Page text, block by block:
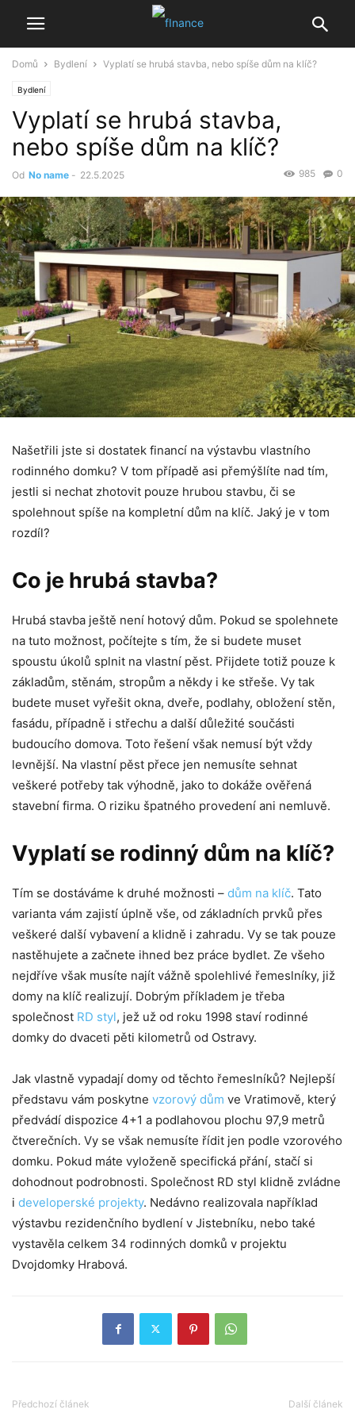
Domů Bydlení Vyplatí se hrubá stavba, nebo spíše dům na klíč?
Bydlení
Vyplatí se hrubá stavba,
nebo spíše dům na klíč?
Od No name - 22.5.2025 0
985
Našetřili jste si dostatek financí na výstavbu vlastního
rodinného domku? V tom případě asi přemýšlíte nad tím,
jestli si nechat zhotovit pouze hrubou stavbu, či se
spolehnout spíše na kompletní dům na klíč. Jaký je v tom
rozdíl?
Co je hrubá stavba?
Hrubá stavba ještě není hotový dům. Pokud se spolehnete
na tuto možnost, počítejte s tím, že si budete muset
spoustu úkolů splnit na vlastní pěst. Přijdete totiž pouze k
základům, stěnám, stropům a někdy i ke střeše. Vy tak
budete muset vyřešit okna, dveře, podlahy, obložení stěn,
fasádu, případně i střechu a další důležité součásti
budoucího domova. Toto řešení však nemusí být vždy
levnější. Na vlastní pěst přece jen nemusíte sehnat
veškeré potřeby tak výhodně, jako to dokáže ověřená
stavební firma. O riziku špatného provedení ani nemluvě.
Vyplatí se rodinný dům na klíč?
Tím se dostáváme k druhé možnosti – dům na klíč. Tato
varianta vám zajistí úplně vše, od základních prvků přes
veškeré další vybavení a klidně i zahradu. Vy se tak pouze
nastěhujete a začnete ihned bez práce bydlet. Ze všeho
nejdříve však musíte najít vážně spolehlivé řemeslníky, již
domy na klíč realizují. Dobrým příkladem je třeba
společnost RD styl, jež už od roku 1998 staví rodinné
domky do dvaceti pěti kilometrů od Ostravy.
Jak vlastně vypadají domy od těchto řemeslníků? Nejlepší
představu vám poskytne vzorový dům ve Vratimově, který
předvádí dispozice 4+1 a podlahovou plochu 97,9 metrů
čtverečních. Vy se však nemusíte řídit jen podle vzorového
domku. Pokud máte vyloženě specifická přání, stačí si
dohodnout podrobnosti. Společnost RD styl klidně zvládne
i developerské projekty. Nedávno realizovala například
výstavbu rezidenčního bydlení v Jistebníku, nebo také
vystavěla celkem 34 rodinných domků v projektu
Dvojdomky Hrabová.
Předchozí článek Další článek